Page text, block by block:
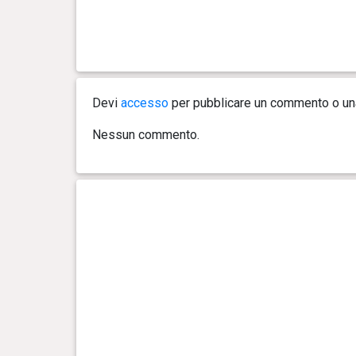
Devi accessoper pubblicare un commento o
Nessun commento.